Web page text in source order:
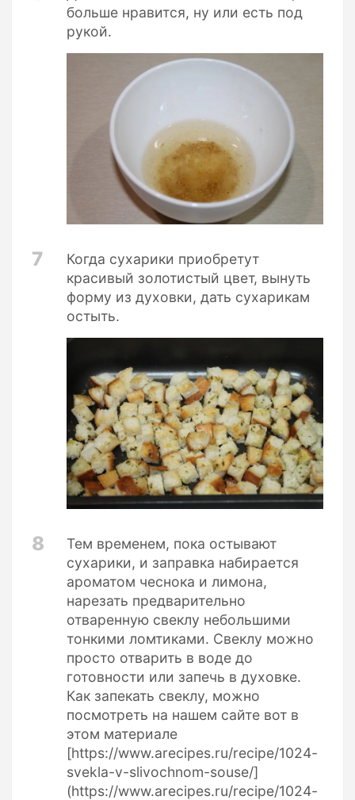
больше нравится, ну или есть под
рукой.
7
Когда сухарики приобретут
красивый золотистый цвет, вынуть
форму из духовки, дать сухарикам
остыть.
8
Тем временем, пока остывают
сухарики, и заправка набирается
ароматом чеснока и лимона,
нарезать предварительно
отваренную свеклу небольшими
тонкими ломтиками. Свеклу можно
просто отварить в воде до
готовности или запечь в духовке.
Как запекать свеклу, можно
посмотреть на нашем сайте вот в
этом материале
[https://www.arecipes.ru/recipe/1024-
svekla-v-slivochnom-souse/]
(https://www.arecipes.ru/recipe/1024-